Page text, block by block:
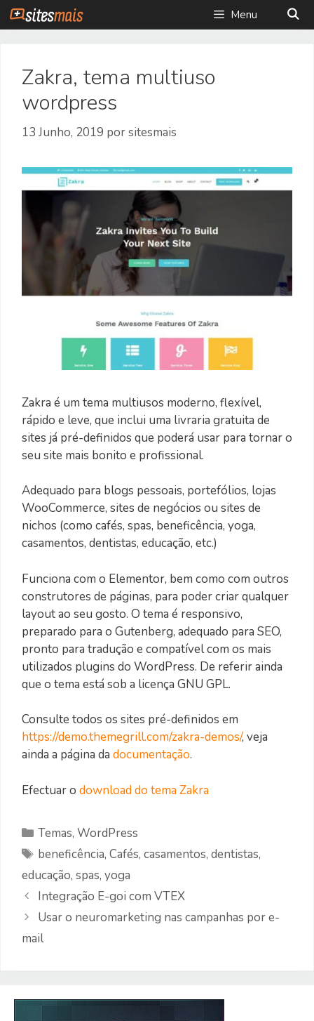
Saltar
para
Menu
Zakra, tema multiuso
wordpress
13 Junho, 2019 porsitesmais
Zakra é um tema multiusos moderno, flexível,
rápido e leve, que inclui uma livraria gratuita de
sites já pré-definidos que poderá usar para tornar o
seu site mais bonito e profissional.
Adequado para blogs pessoais, portefólios, lojas
WooCommerce, sites de negócios ou sites de
nichos (como cafés, spas, beneficência, yoga,
casamentos, dentistas, educação, etc.)
Funciona com o Elementor, bem como com outros
construtores de páginas, para poder criar qualquer
layout ao seu gosto. O tema é responsivo,
preparado para o Gutenberg, adequado para SEO,
pronto para tradução e compatível com os mais
utilizados plugins do WordPress. De referir ainda
que o tema está sob a licença GNU GPL.
Consulte todos os sites pré-definidos em
https://demo.themegrill.com/zakra-demos/, veja
ainda a página da documentação.
Efectuar o download do tema Zakra
Categorias
Temas,WordPress
Etiquetas
beneficência,Cafés,casamentos,dentistas,
educação, spas, yoga
Integração E-goi com VTEX
Usar o neuromarketing nas campanhas por e-
mail